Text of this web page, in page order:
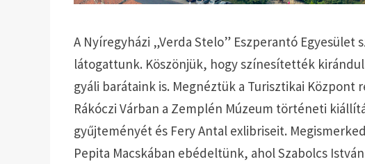
A Nyíregyházi „Verda Stelo” Eszperantó Egyesület
látogattunk. Köszönjük, hogy színesítették
gyáli barátaink is. Megnéztük a Turisztikai
Rákóczi Várban a Zemplén Múzeum történeti
gyűjteményét és Fery Antal exlibriseit.
Pepita Macskában ebédeltünk, ahol Szabolcs